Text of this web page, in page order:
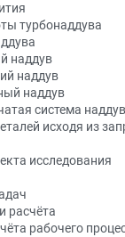
турбонаддува
наддув
наддув
наддув
система
исходя из
исследования
расчёта
рабочего